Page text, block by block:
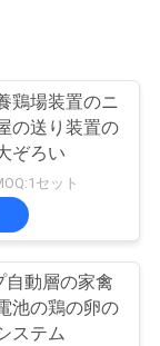
鶏場装置のニ
の送り装置の
ぞろい
セット
自動層の家禽
池の鶏の卵の
ステム